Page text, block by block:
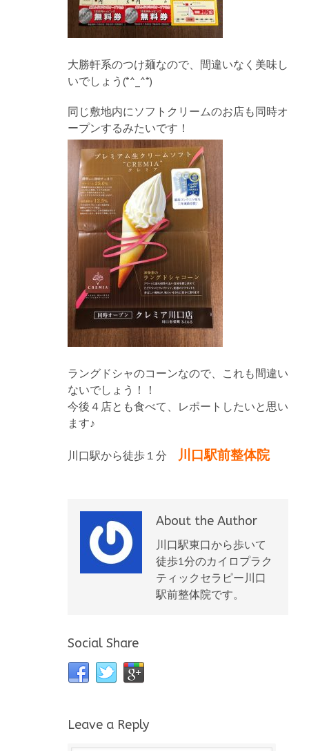
大勝軒系のつけ麺なので、間違いなく美味し
いでしょう(*^_^*)
同じ敷地内にソフトクリームのお店も同時オ
ープンするみたいです！
ラングドシャのコーンなので、これも間違い
ないでしょう！！
今後４店とも食べて、レポートしたいと思い
ます♪
川口駅から徒歩１分 川口駅前整体院
About the Author
川口駅東口から歩いて
徒歩1分のカイロプラク
ティックセラピー川口
駅前整体院です。
Social Share
Leave a Reply